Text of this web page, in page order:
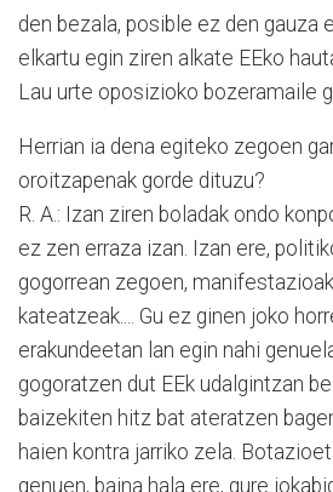
den bezala, posible ez den gauza
elkartu egin ziren alkate EEko
Lau urte oposizioko bozeramaile
Herrian ia dena egiteko zegoen
oroitzapenak gorde dituzu?
R. A.: Izan ziren boladak ondo
ez zen erraza izan. Izan ere,
gogorrean zegoen,
kateatzeak.... Gu ez ginen joko
erakundeetan lan egin nahi
gogoratzen dut EEk udalgintzan
baizekiten hitz bat ateratzen
haien kontra jarriko zela.
genuen, baina hala ere, gure